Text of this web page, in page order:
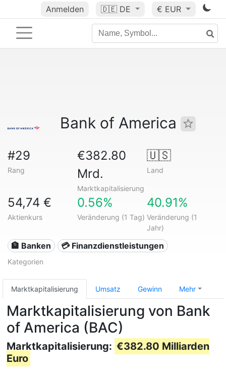
Anmelden 🇩🇪 DE € EUR
Bank of America
#29
Rang
€382.80
Mrd.
Marktkapitalisierung
🇺🇸
Land
54,74 €
Aktienkurs
0.56%
Veränderung (1 Tag)
40.91%
Veränderung (1
Jahr)
🏦 Banken 💳 Finanzdienstleistungen
Kategorien
Marktkapitalisierung Umsatz Gewinn Mehr
Marktkapitalisierung von Bank
of America (BAC)
Marktkapitalisierung: €382.80 Milliarden
Euro